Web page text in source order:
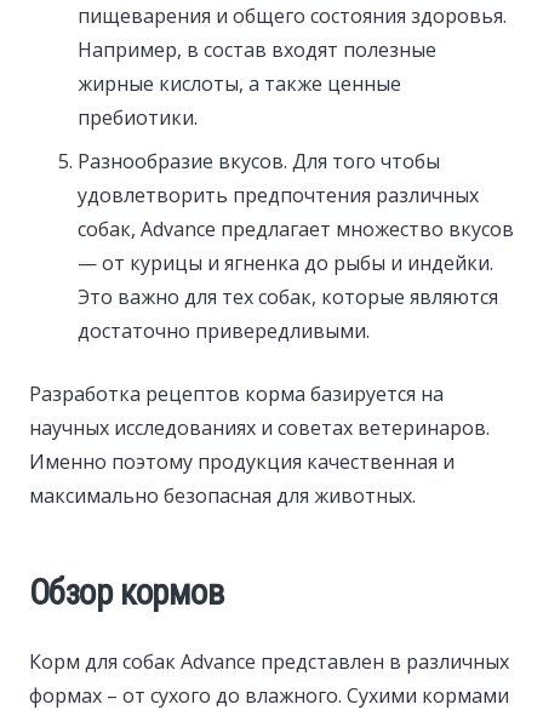
пищеварения и общего состояния здоровья.
Например, в состав входят полезные
жирные кислоты, а также ценные
пребиотики.
Разнообразие вкусов. Для того чтобы
удовлетворить предпочтения различных
собак, Advance предлагает множество вкусов
— от курицы и ягненка до рыбы и индейки.
Это важно для тех собак, которые являются
достаточно привередливыми.
Разработка рецептов корма базируется на
научных исследованиях и советах ветеринаров.
Именно поэтому продукция качественная и
максимально безопасная для животных.
Обзор кормов
Корм для собак Advance представлен в различных
формах – от сухого до влажного. Сухими кормами